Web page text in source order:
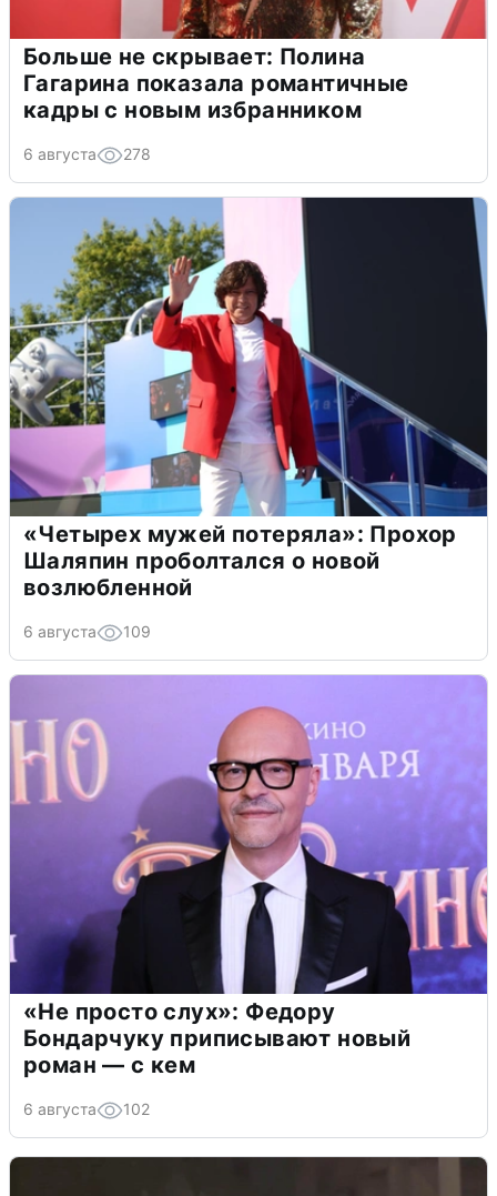
Больше не скрывает: Полина
Гагарина показала романтичные
кадры с новым избранником
6 августа 278
«Четырех мужей потеряла»: Прохор
Шаляпин проболтался о новой
возлюбленной
6 августа 109
«Не просто слух»: Федору
Бондарчуку приписывают новый
роман — с кем
6 августа 102